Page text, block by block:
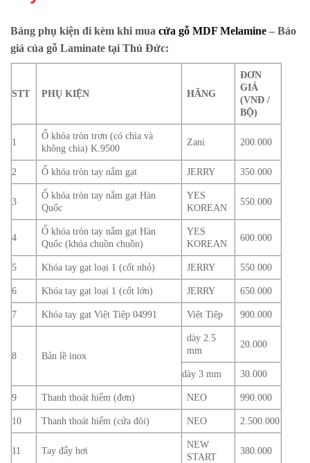
Bảng phụ kiện đi kèm khi mua cửa gỗ MDF Melamine – Báo
giá của gỗ Laminate tại Thủ Đức:
STT PHỤ KIỆN HÃNG
ĐƠN
GIÁ
(VNĐ /
BỘ)
1
Ổ khóa tròn trơn (có chìa và
không chìa) K.9500
Zani 200.000
2 Ổ khóa tròn tay nắm gạt JERRY 350.000
3
Ổ khóa tròn tay nắm gạt Hàn
Quốc
YES
KOREAN
550.000
4
Ổ khóa tròn tay nắm gạt Hàn
Quốc (khóa chuồn chuồn)
YES
KOREAN
600.000
5 Khóa tay gạt loại 1 (cốt nhỏ) JERRY 550.000
6 Khóa tay gạt loại 1 (cốt lớn) JERRY 650.000
7 Khóa tay gạt Việt Tiệp 04991 Việt Tiệp 900.000
8 Bản lề inox
dày 2.5
mm
20.000
dày 3 mm 30.000
9 Thanh thoát hiểm (đơn) NEO 990.000
10 Thanh thoát hiểm (cửa đôi) NEO 2.500.000
11 Tay đẩy hơi
NEW
START
380.000